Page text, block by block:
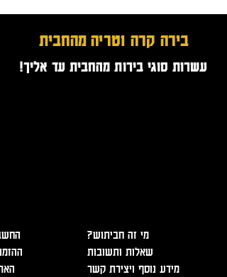
בירה קרה וטריה מהחבית
עשרות סוגי בירות מהחבית עד אליך!
?מי זה חביתוש
שאלות ותשובות
מידע נוסף ויצירת קשר